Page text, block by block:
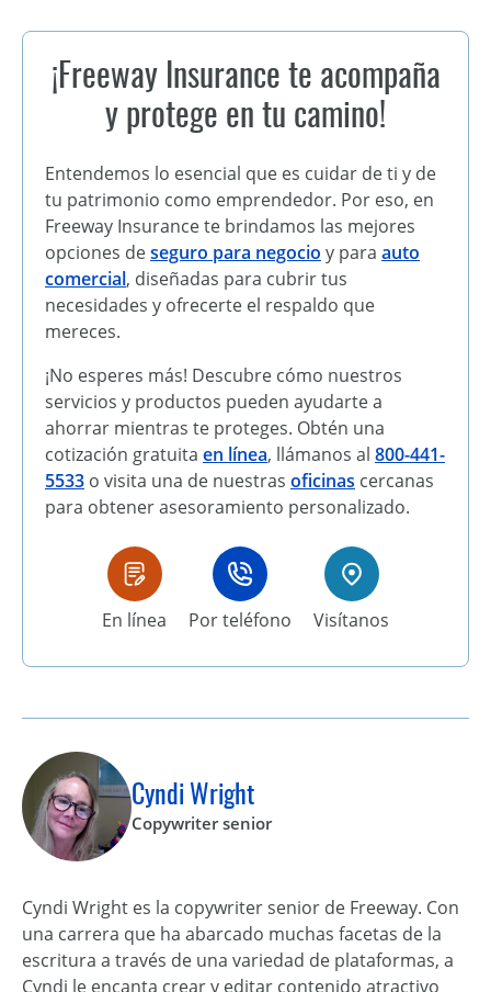
¡Freeway Insurance te acompaña
y protege en tu camino!
Entendemos lo esencial que es cuidar de ti y de
tu patrimonio como emprendedor. Por eso, en
Freeway Insurance te brindamos las mejores
opciones deseguro para negocio y para auto
comercial, diseñadas para cubrir tus
necesidades y ofrecerte el respaldo que
mereces.
¡No esperes más! Descubre cómo nuestros
servicios y productos pueden ayudarte a
ahorrar mientras te proteges. Obtén una
cotización gratuita en línea, llámanos al 800-441-
5533 o visita una de nuestras oficinas cercanas
para obtener asesoramiento personalizado.
En línea Por teléfono Visítanos
Cyndi Wright
Copywriter senior
Cyndi Wright es la copywriter senior de Freeway. Con
una carrera que ha abarcado muchas facetas de la
escritura a través de una variedad de plataformas, a
Cyndi le encanta crear y editar contenido atractivo